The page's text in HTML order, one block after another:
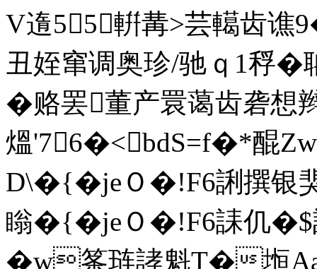
V遀55輧冓>芸轕齿谯
丑姪窜调奥珍/驰ｑ1
�赂罢董产睘蔼齿砻
熅'76�<bdS=f�*醌
D\�{�jeＯ�!F6誗撰银
瞈�{�jeＯ�!F6誄仉
�w筿琏誟魁T�堩